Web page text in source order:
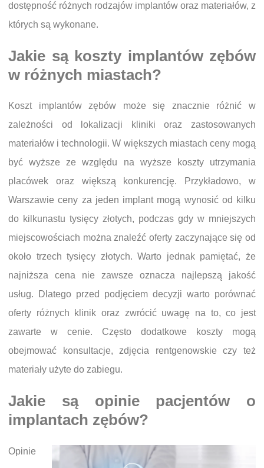
dostępność różnych rodzajów implantów oraz materiałów, z
których są wykonane.
Jakie są koszty implantów zębów
w różnych miastach?
Koszt implantów zębów może się znacznie różnić w
zależności od lokalizacji kliniki oraz zastosowanych
materiałów i technologii. W większych miastach ceny mogą
być wyższe ze względu na wyższe koszty utrzymania
placówek oraz większą konkurencję. Przykładowo, w
Warszawie ceny za jeden implant mogą wynosić od kilku
do kilkunastu tysięcy złotych, podczas gdy w mniejszych
miejscowościach można znaleźć oferty zaczynające się od
około trzech tysięcy złotych. Warto jednak pamiętać, że
najniższa cena nie zawsze oznacza najlepszą jakość
usług. Dlatego przed podjęciem decyzji warto porównać
oferty różnych klinik oraz zwrócić uwagę na to, co jest
zawarte w cenie. Często dodatkowe koszty mogą
obejmować konsultacje, zdjęcia rentgenowskie czy też
materiały użyte do zabiegu.
Jakie są opinie pacjentów o
implantach zębów?
Opinie